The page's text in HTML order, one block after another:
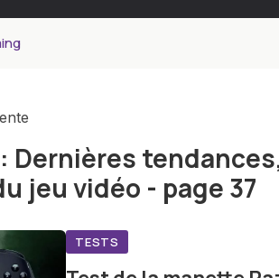
Dernières
jeu vidéo - page 37
TESTS